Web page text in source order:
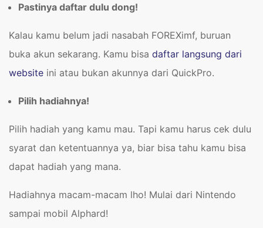
Pastinya daftar dulu dong!
Kalau kamu belum jadi nasabah FOREXimf, buruan
buka akun sekarang. Kamu bisa daftar langsung dari
website ini atau bukan akunnya dari QuickPro.
Pilih hadiahnya!
Pilih hadiah yang kamu mau. Tapi kamu harus cek dulu
syarat dan ketentuannya ya, biar bisa tahu kamu bisa
dapat hadiah yang mana.
Hadiahnya macam-macam lho! Mulai dari Nintendo
sampai mobil Alphard!